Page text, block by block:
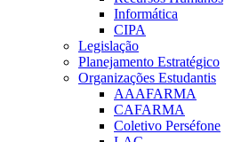
Informática
CIPA
Legislação
Planejamento Estratégico
Organizações Estudantis
AAAFARMA
CAFARMA
Coletivo Perséfone